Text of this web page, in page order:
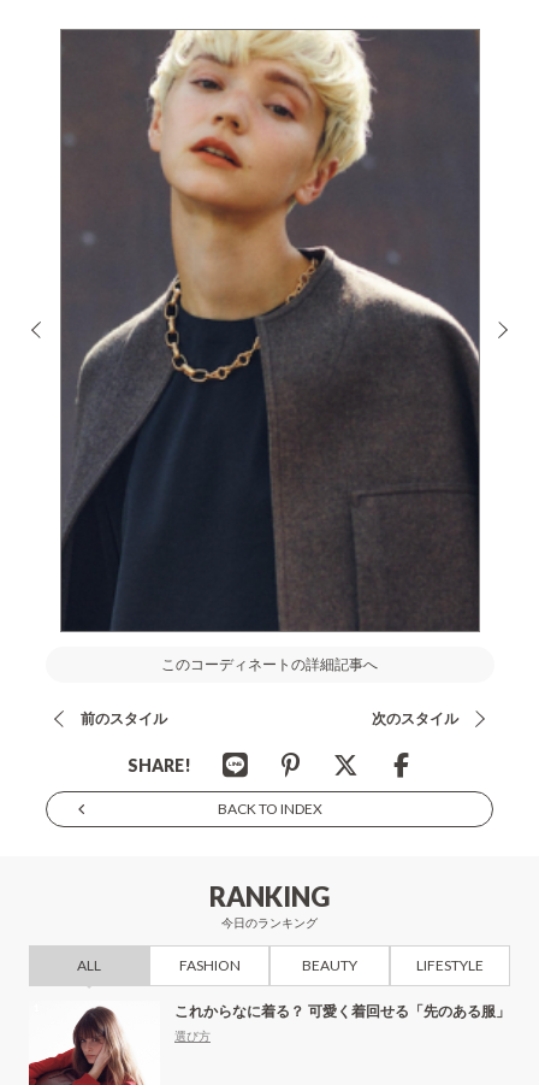
このコーディネートの詳細記事へ
前のスタイル 次のスタイル
SHARE!
BACK TO INDEX
RANKING
今日のランキング
ALL FASHION BEAUTY LIFESTYLE
これからなに着る？ 可愛く着回せる「先のある服」
選び方